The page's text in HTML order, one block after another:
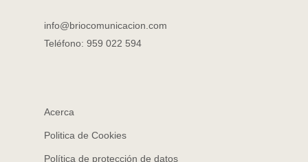
info@briocomunicacion.com
Teléfono: 959 022 594
Acerca
Politica de Cookies
Política de protección de datos